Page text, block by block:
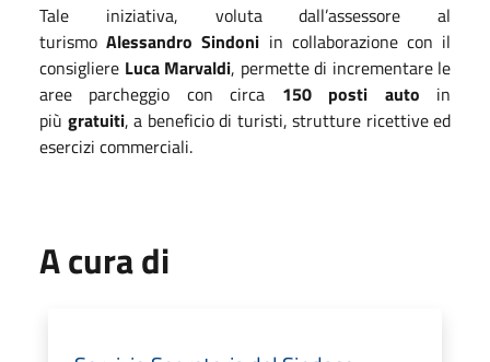
Tale iniziativa, voluta dall’assessore al
turismoAlessandro Sindoni in collaborazione con il
consigliere Luca Marvaldi, permette di incrementare le
aree parcheggio con circa 150 posti auto in
più gratuiti, a beneficio di turisti, strutture ricettive ed
esercizi commerciali.
A cura di